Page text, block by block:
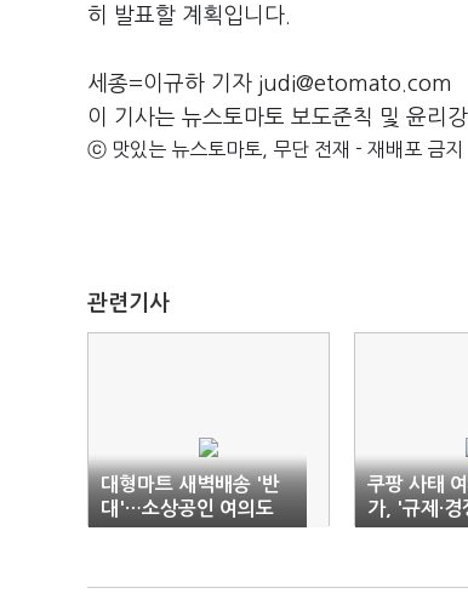
히 발표할 계획입니다.
세종=이규하 기자 judi@etomato.com
이 기사는 뉴스토마토 보도준칙 및 윤리
ⓒ 맛있는 뉴스토마토, 무단 전재 - 재배포 금지
관련기사
대형마트 새벽배송 '반
대'…소상공인 여의도
'총집결'
쿠팡 사태
가, '규제·경
중 충돌